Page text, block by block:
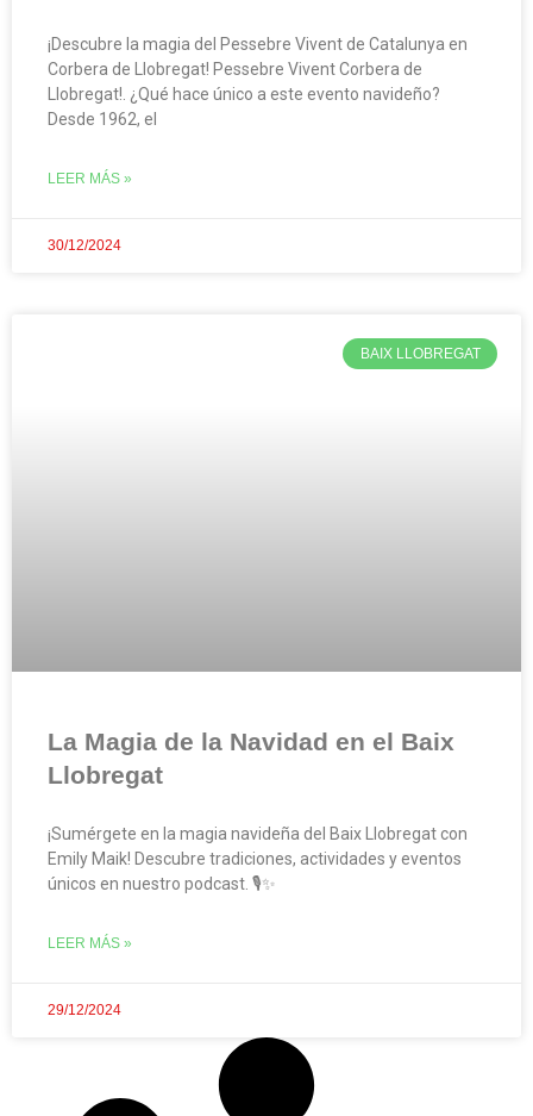
¡Descubre la magia del Pessebre Vivent de Catalunya en
Corbera de Llobregat! Pessebre Vivent Corbera de
Llobregat!. ¿Qué hace único a este evento navideño?
Desde 1962, el
LEER MÁS »
30/12/2024
BAIX LLOBREGAT
La Magia de la Navidad en el Baix
Llobregat
¡Sumérgete en la magia navideña del Baix Llobregat con
Emily Maik! Descubre tradiciones, actividades y eventos
únicos en nuestro podcast. 🎙️✨
LEER MÁS »
29/12/2024